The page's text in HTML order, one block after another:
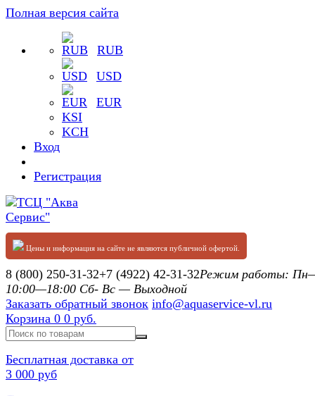
Полная версия сайта
RUB
USD
EUR
KSI
KCH
Вход
Регистрация
Цены и информация на сайте не являются публичной офертой.
8 (800) 250-31-32+7 (4922) 42-31-32Режим работы:
10:00—18:00 Сб- Вс — Выходной
Заказать обратный звонок info@aquaservice-vl.ru
Корзина 0 0 руб.
Бесплатная доставка от
3 000 руб